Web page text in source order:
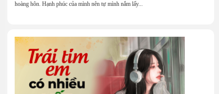
hoàng hôn. Hạnh phúc của mình nên tự mình nắm lấy...